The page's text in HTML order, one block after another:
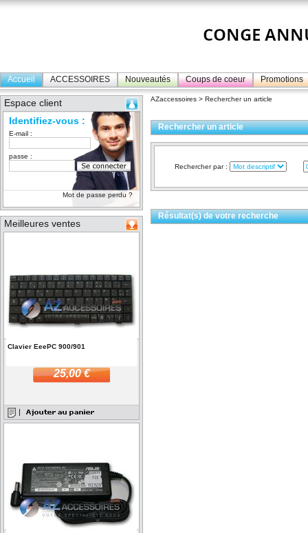
Accueil ACCESSOIRES Nouveautés Coups de coeur Promotions
Espace client
Identifiez-vous :
E-mail :
passe :
Mot de passe perdu ?
Meilleures ventes
Clavier EeePC 900/901
25,00 €
AZaccessoires > Rechercher un article
Rechercher un article
Rechercher par :
Résultat(s) de votre recherche